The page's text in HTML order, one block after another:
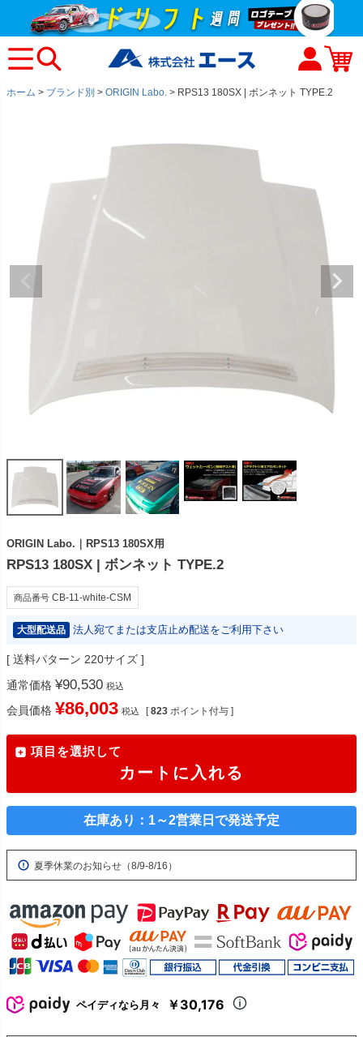
ホーム ブランド別 ORIGIN Labo. RPS13 180SX | ボンネット TYPE.2
ORIGIN Labo.｜RPS13 180SX用
RPS13 180SX | ボンネット TYPE.2
商品番号 CB-11-white-CSM
大型配送品 法人宛てまたは支店止め配送をご利用下さい
送料パターン 220サイズ
通常価格 ¥90,530 税込
会員価格 ¥86,003 税込 [ 823 ポイント付与 ]
項目を選択して
カートに入れる
在庫あり：1～2営業日で発送予定
夏季休業のお知らせ（8/9-8/16）
ペイディなら月々 ￥30,176